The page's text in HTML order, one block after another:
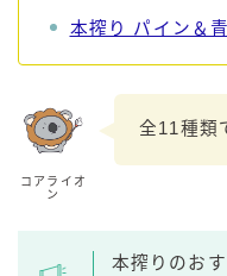
本搾り パイン＆
コアライオ
ン
全11種類
本搾りのお